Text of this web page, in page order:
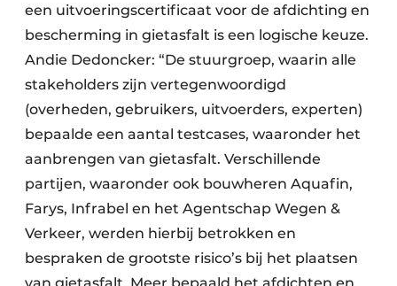
een uitvoeringscertificaat voor de afdichting en
bescherming in gietasfalt is een logische keuze.
Andie Dedoncker: “De stuurgroep, waarin alle
stakeholders zijn vertegenwoordigd
(overheden, gebruikers, uitvoerders, experten)
bepaalde een aantal testcases, waaronder het
aanbrengen van gietasfalt. Verschillende
partijen, waaronder ook bouwheren Aquafin,
Farys, Infrabel en het Agentschap Wegen &
Verkeer, werden hierbij betrokken en
bespraken de grootste risico’s bij het plaatsen